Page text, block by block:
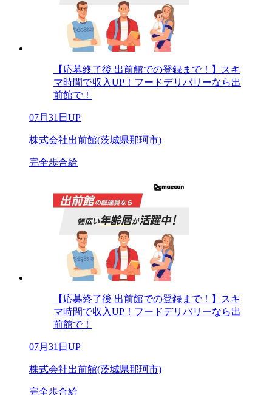
【応募終了後 出前館での登録まで！】スキ
マ時間で収入UP！フードデリバリーなら出
前館で！
07月31日UP
株式会社出前館(茨城県那珂市)
完全歩合給
【応募終了後 出前館での登録まで！】スキ
マ時間で収入UP！フードデリバリーなら出
前館で！
07月31日UP
株式会社出前館(茨城県那珂市)
完全歩合給